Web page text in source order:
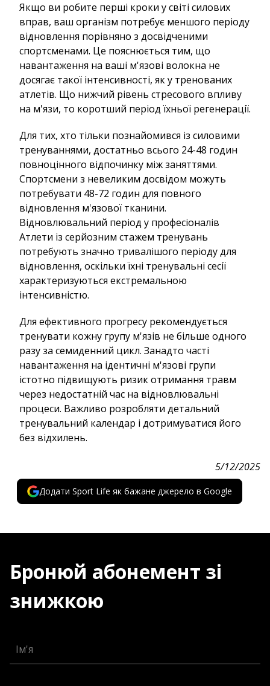
Якщо ви робите перші кроки у світі силових
вправ, ваш організм потребує меншого періоду
відновлення порівняно з досвідченими
спортсменами. Це пояснюється тим, що
навантаження на ваші м'язові волокна не
досягає такої інтенсивності, як у тренованих
атлетів. Що нижчий рівень стресового впливу
на м'язи, то коротший період їхньої регенерації.
Для тих, хто тільки познайомився із силовими
тренуваннями, достатньо всього 24-48 годин
повноцінного відпочинку між заняттями.
Спортсмени з невеликим досвідом можуть
потребувати 48-72 годин для повного
відновлення м'язової тканини.
Відновлювальний період у професіоналів
Атлети із серйозним стажем тренувань
потребують значно тривалішого періоду для
відновлення, оскільки їхні тренувальні сесії
характеризуються екстремальною
інтенсивністю.
Для ефективного прогресу рекомендується
тренувати кожну групу м'язів не більше одного
разу за семиденний цикл. Занадто часті
навантаження на ідентичні м'язові групи
істотно підвищують ризик отримання травм
через недостатній час на відновлювальні
процеси. Важливо розробляти детальний
тренувальний календар і дотримуватися його
без відхилень.
5/12/2025
Додати Sport Life як бажане джерело в Google
Бронюй абонемент зі
знижкою
Ім'я